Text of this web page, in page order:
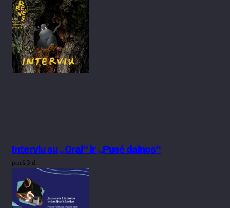
Interviu su „Orai“ ir „Pusė dainos“
prieš 3 d.